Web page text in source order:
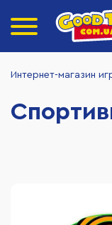
Интернет-магазин